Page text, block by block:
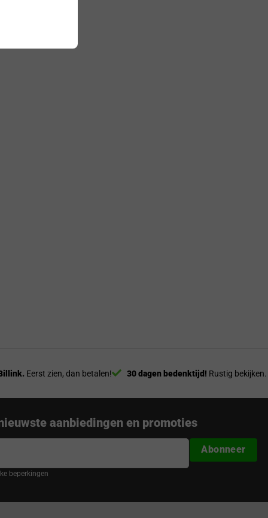
Eerst zien, dan betalen! 30 dagen bedenktijd! Rustig bekijken.
aanbiedingen en promoties
beperkingen
Abonneer